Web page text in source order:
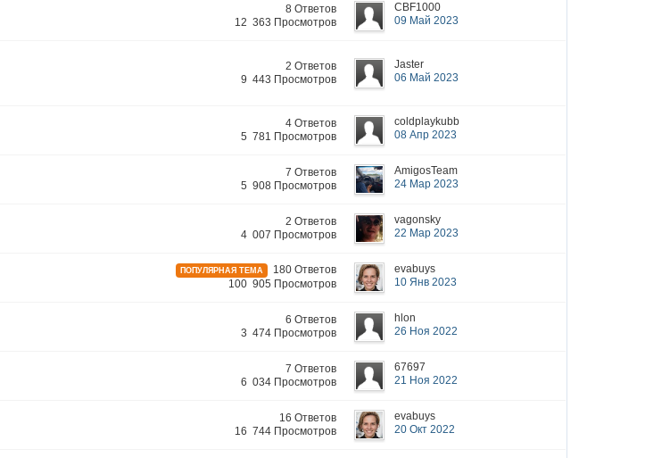
8 Ответов
12 363 Просмотров
CBF1000
09 Май 2023
2 Ответов
9 443 Просмотров
Jaster
06 Май 2023
4 Ответов
5 781 Просмотров
coldplaykubb
08 Апр 2023
7 Ответов
5 908 Просмотров
AmigosTeam
24 Мар 2023
2 Ответов
4 007 Просмотров
vagonsky
22 Мар 2023
ПОПУЛЯРНАЯ ТЕМА
180 Ответов
100 905 Просмотров
evabuys
10 Янв 2023
6 Ответов
3 474 Просмотров
hlon
26 Ноя 2022
7 Ответов
6 034 Просмотров
67697
21 Ноя 2022
16 Ответов
16 744 Просмотров
evabuys
20 Окт 2022